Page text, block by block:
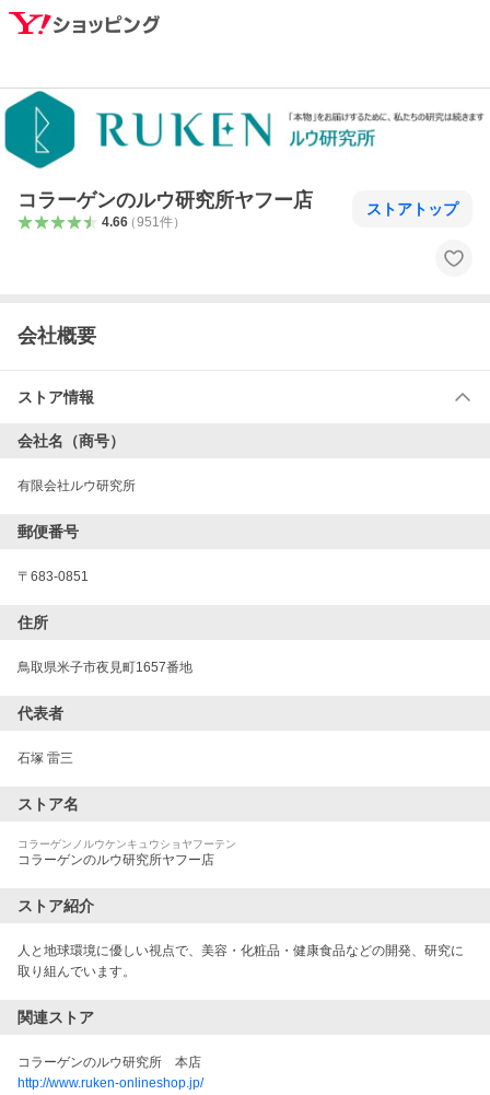
コラーゲンのルウ研究所ヤフー店
4.66（951件）
ストアトップ
会社概要
ストア情報
会社名（商号）
有限会社ルウ研究所
郵便番号
〒 683-0851
住所
鳥取県米子市夜見町1657番地
代表者
石塚 雷三
ストア名
コラーゲンノルウケンキュウショヤフーテン
コラーゲンのルウ研究所ヤフー店
ストア紹介
人と地球環境に優しい視点で、美容・化粧品・健康食品などの開発、研究に
取り組んでいます。
関連ストア
コラーゲンのルウ研究所　本店
http://www.ruken-onlineshop.jp/